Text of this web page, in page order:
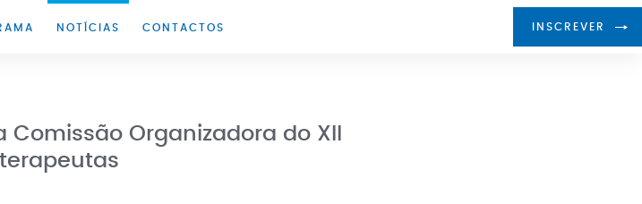
NOTÍCIAS CONTACTOS INSCREVER
Organizadora do XII